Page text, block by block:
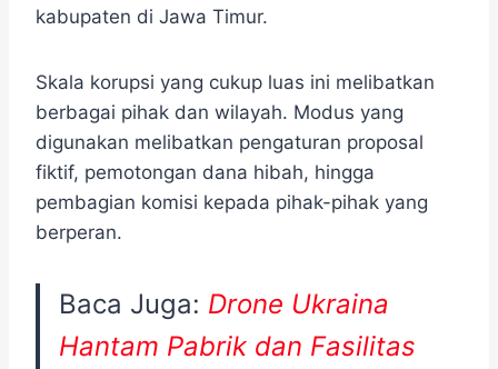
kabupaten di Jawa Timur.
Skala korupsi yang cukup luas ini melibatkan
berbagai pihak dan wilayah. Modus yang
digunakan melibatkan pengaturan proposal
fiktif, pemotongan dana hibah, hingga
pembagian komisi kepada pihak-pihak yang
berperan.
Baca Juga: Drone Ukraina
Hantam Pabrik dan Fasilitas